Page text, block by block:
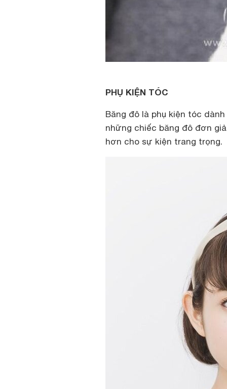
PHỤ KIỆN TÓC
Băng đô là phụ kiện tóc
những chiếc băng đô đơn
hơn cho sự kiện trang trọng.